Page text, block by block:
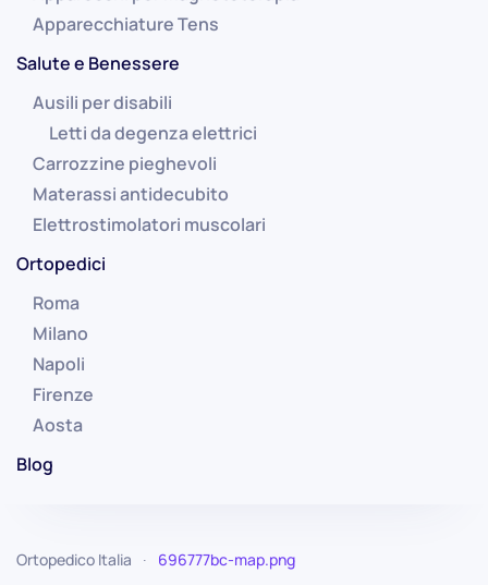
Apparecchiature Tens
Salute e Benessere
Ausili per disabili
Letti da degenza elettrici
Carrozzine pieghevoli
Materassi antidecubito
Elettrostimolatori muscolari
Ortopedici
Roma
Milano
Napoli
Firenze
Aosta
Blog
Ortopedico Italia 696777bc-map.png